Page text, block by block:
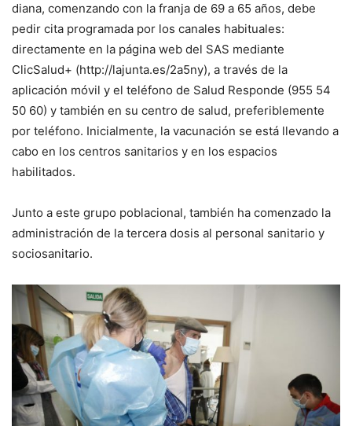
diana, comenzando con la franja de 69 a 65 años, debe
pedir cita programada por los canales habituales:
directamente en la página web del SAS mediante
ClicSalud+ (http://lajunta.es/2a5ny), a través de la
aplicación móvil y el teléfono de Salud Responde (955 54
50 60) y también en su centro de salud, preferiblemente
por teléfono. Inicialmente, la vacunación se está llevando a
cabo en los centros sanitarios y en los espacios
habilitados.
Junto a este grupo poblacional, también ha comenzado la
administración de la tercera dosis al personal sanitario y
sociosanitario.